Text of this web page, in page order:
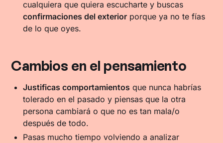
cualquiera que quiera escucharte y buscas
confirmaciones del exterior porque ya no te fías
de lo que oyes.
Cambios en el pensamiento
Justificas comportamientos que nunca habrías
tolerado en el pasado y piensas que la otra
persona cambiará o que no es tan mala/o
después de todo.
Pasas mucho tiempo volviendo a analizar